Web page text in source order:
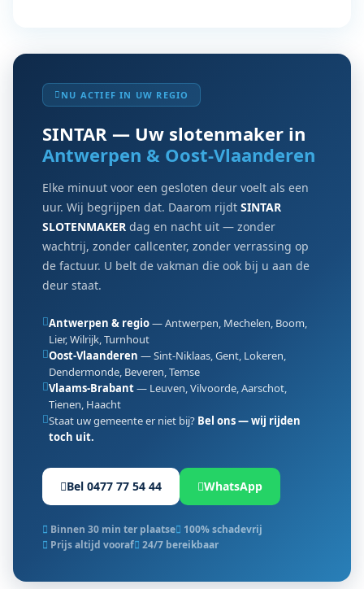
NU ACTIEF IN UW REGIO
SINTAR — Uw slotenmaker in
Antwerpen & Oost-Vlaanderen
Elke minuut voor een gesloten deur voelt als een
uur. Wij begrijpen dat. Daarom rijdt SINTAR
SLOTENMAKER dag en nacht uit — zonder
wachtrij, zonder callcenter, zonder verrassing op
de factuur. U belt de vakman die ook bij u aan de
deur staat.
Antwerpen & regio— Antwerpen, Mechelen, Boom,
Lier, Wilrijk, Turnhout
Oost-Vlaanderen — Sint-Niklaas, Gent, Lokeren,
Dendermonde, Beveren, Temse
Vlaams-Brabant— Leuven, Vilvoorde, Aarschot,
Tienen, Haacht
Staat uw gemeente er niet bij? Bel ons — wij rijden
toch uit.
Bel 0477 77 54 44 WhatsApp
Binnen 30 min ter plaatse
100% schadevrij
Prijs altijd vooraf 24/7 bereikbaar